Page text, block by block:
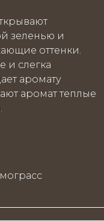
зеленью и
оттенки.
и слегка
аромату
аромат теплые